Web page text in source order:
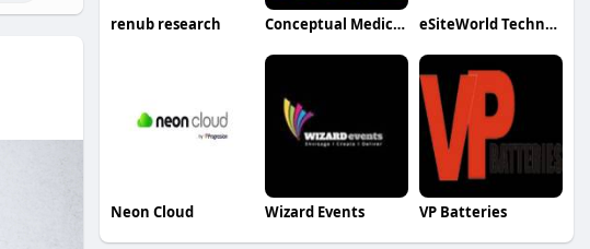
renub research Conceptual Medicine eSiteWorld Technolabs
Neon Cloud Wizard Events VP Batteries